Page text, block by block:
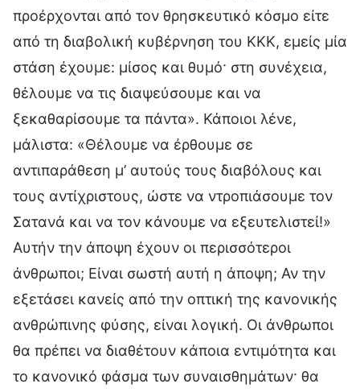
προέρχονται από τον θρησκευτικό κόσμο είτε
από τη διαβολική κυβέρνηση του ΚΚΚ, εμείς μία
στάση έχουμε: μίσος και θυμό· στη συνέχεια,
θέλουμε να τις διαψεύσουμε και να
ξεκαθαρίσουμε τα πάντα». Κάποιοι λένε,
μάλιστα: «Θέλουμε να έρθουμε σε
αντιπαράθεση μ’ αυτούς τους διαβόλους και
τους αντίχριστους, ώστε να ντροπιάσουμε τον
Σατανά και να τον κάνουμε να εξευτελιστεί!»
Αυτήν την άποψη έχουν οι περισσότεροι
άνθρωποι; Είναι σωστή αυτή η άποψη; Αν την
εξετάσει κανείς από την οπτική της κανονικής
ανθρώπινης φύσης, είναι λογική. Οι άνθρωποι
θα πρέπει να διαθέτουν κάποια εντιμότητα και
το κανονικό φάσμα των συναισθημάτων· θα